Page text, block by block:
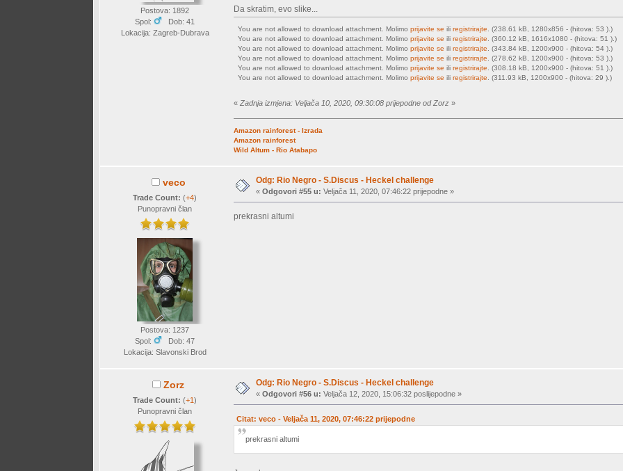
Postova: 1892
Spol:
Dob: 41
Lokacija: Zagreb-Dubrava
Da skratim, evo slike...
You are not allowed to download attachment. Molimo prijavite se ili registrirajte. (238.61 kB, 1280x856 - (hitova: 53 ).)
You are not allowed to download attachment. Molimo prijavite se ili registrirajte. (360.12 kB, 1616x1080 - (hitova: 51 ).)
You are not allowed to download attachment. Molimo prijavite se ili registrirajte. (343.84 kB, 1200x900 - (hitova: 54 ).)
You are not allowed to download attachment. Molimo prijavite se ili registrirajte. (278.62 kB, 1200x900 - (hitova: 53 ).)
You are not allowed to download attachment. Molimo prijavite se ili registrirajte. (308.18 kB, 1200x900 - (hitova: 51 ).)
You are not allowed to download attachment. Molimo prijavite se ili registrirajte. (311.93 kB, 1200x900 - (hitova: 29 ).)
«Zadnja izmjena: Veljača 10, 2020, 09:30:08 prijepodne od Zorz »
Amazon rainforest - Izrada
Amazon rainforest
Wild Altum - Rio Atabapo
veco
Trade Count:(+4)
Punopravni član
Postova: 1237
Spol:
Dob: 47
Lokacija: Slavonski Brod
Odg: Rio Negro - S.Discus - Heckel challenge
«Odgovori #55 u: Veljača 11, 2020, 07:46:22 prijepodne »
prekrasni altumi
Zorz
Trade Count:(+1)
Punopravni član
Odg: Rio Negro - S.Discus - Heckel challenge
«Odgovori #56 u: Veljača 12, 2020, 15:06:32 poslijepodne »
Citat: veco - Veljača 11, 2020, 07:46:22 prijepodne
prekrasni altumi